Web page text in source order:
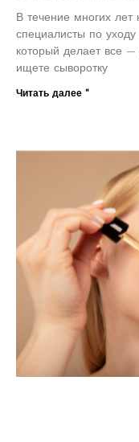
В течение многих лет
специалисты по
который делает все —
ищете сыворотку
Читать далее "